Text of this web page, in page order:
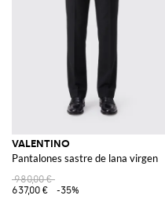
VALENTINO
Pantalones sastre de lana virgen
980,00 €
637,00 €
-35%